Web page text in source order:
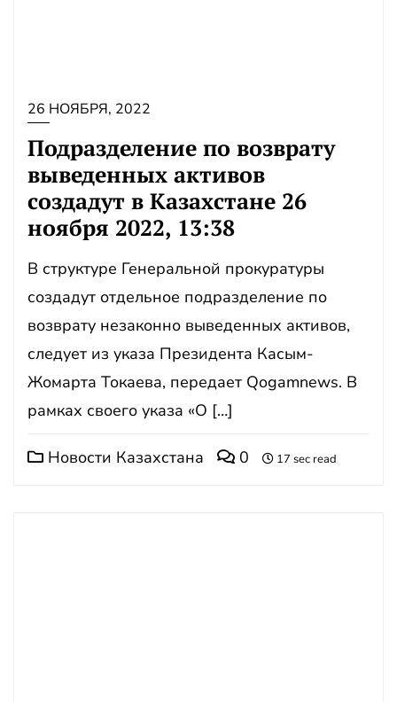
26 НОЯБРЯ, 2022
Подразделение по возврату
выведенных активов
создадут в Казахстане 26
ноября 2022, 13:38
В структуре Генеральной прокуратуры
создадут отдельное подразделение по
возврату незаконно выведенных активов,
следует из указа Президента Касым-
Жомарта Токаева, передает Qogamnews. В
рамках своего указа «О […]
Новости Казахстана 0 17 sec read